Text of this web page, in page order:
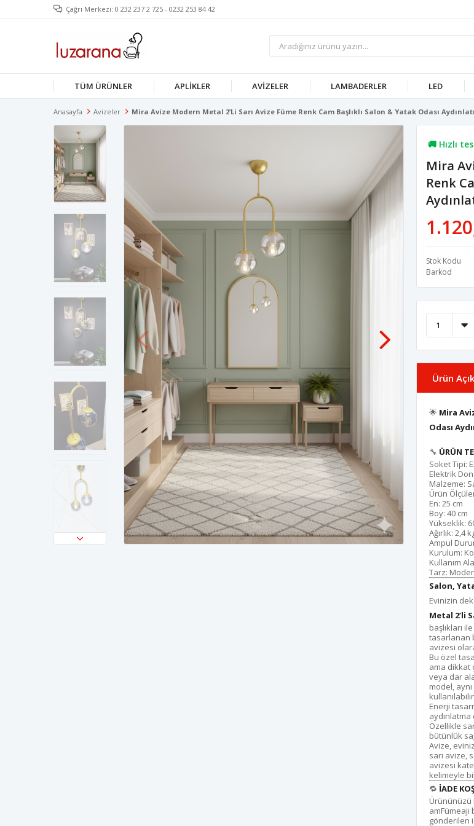
Çağrı Merkezi: 0 232 237 2 725 - 0232 253 84 42
TÜM ÜRÜNLER APLIKLER AVIZELER LAMBADERLER LED
Anasayfa Avizeler Mira Avize Modern Metal 2’li Sarı Avize Füme Renk Cam Başlıklı Salon & Yatak Odası
🚚 Hızlı
💖 80,8B
💸
Mira
Renk
Stok Kodu
Barkod
Ürün
🌟 Mira
Odası
🔧 ÜRÜN
Soket Tipi:
Elektrik
Malzeme:
Ürün
En: 25 cm
Boy: 40 cm
Yükseklik:
Ağırlık: 2,4
Ampul
Kurulum:
Kullanım
Tarz:
Salon,
Evinizin
Metal 2’li
başlıkları
tasarlanan
avizesi
Bu özel
ama dikkat
veya dar
model,
Enerji
Özellikle
bütünlük
Avize,
sarı avize,
avizesi
kelimeyle
🔁 İADE
Ürününüzü
gönderilen